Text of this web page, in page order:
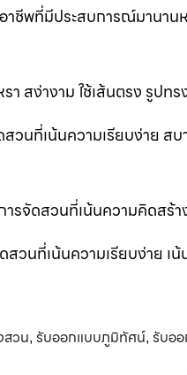
าชีพที่มีประสบการณ์มานา
สง่างาม ใช้เส้นตรง รูปท
นที่เน้นความเรียบง่าย ส
จัดสวนที่เน้นความคิดสร้า
เน้นความเรียบง่าย เน้น
วน, รับออกแบบภูมิทัศน์, รับอ